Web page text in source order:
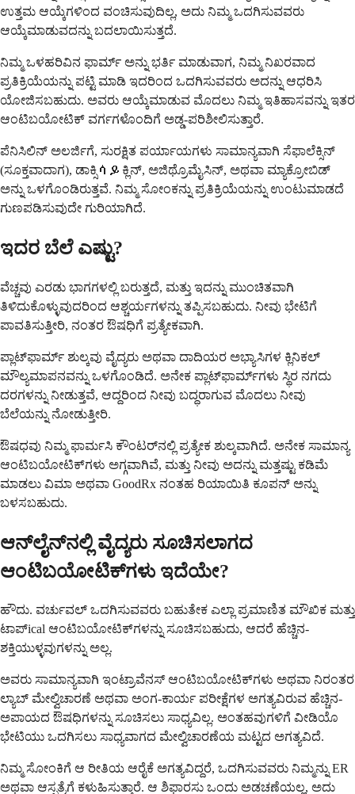
ಉತ್ತಮ ಆಯ್ಕೆಗಳಿಂದ ವಂಚಿಸುವುದಿಲ್ಲ, ಅದು ನಿಮ್ಮ ಒದಗಿಸುವವರು
ಆಯ್ಕೆಮಾಡುವದನ್ನು ಬದಲಾಯಿಸುತ್ತದೆ.
ನಿಮ್ಮ ಒಳಹರಿವಿನ ಫಾರ್ಮ್ ಅನ್ನು ಭರ್ತಿ ಮಾಡುವಾಗ, ನಿಮ್ಮ ನಿಖರವಾದ
ಪ್ರತಿಕ್ರಿಯೆಯನ್ನು ಪಟ್ಟಿ ಮಾಡಿ ಇದರಿಂದ ಒದಗಿಸುವವರು ಅದನ್ನು ಆಧರಿಸಿ
ಯೋಜಿಸಬಹುದು. ಅವರು ಆಯ್ಕೆಮಾಡುವ ಮೊದಲು ನಿಮ್ಮ ಇತಿಹಾಸವನ್ನು ಇತರ
ಆಂಟಿಬಯೋಟಿಕ್ ವರ್ಗಗಳೊಂದಿಗೆ ಅಡ್ಡ-ಪರಿಶೀಲಿಸುತ್ತಾರೆ.
ಪೆನಿಸಿಲಿನ್ ಅಲರ್ಜಿಗೆ, ಸುರಕ್ಷಿತ ಪರ್ಯಾಯಗಳು ಸಾಮಾನ್ಯವಾಗಿ ಸೆಫಾಲೆಕ್ಸಿನ್
(ಸೂಕ್ತವಾದಾಗ), ಡಾಕ್ಸಿሳይಕ್ಲಿನ್, ಅಜಿಥ್ರೊಮೈಸಿನ್, ಅಥವಾ ಮ್ಯಾಕ್ರೋಬಿಡ್
ಅನ್ನು ಒಳಗೊಂಡಿರುತ್ತವೆ. ನಿಮ್ಮ ಸೋಂಕನ್ನು ಪ್ರತಿಕ್ರಿಯೆಯನ್ನು ಉಂಟುಮಾಡದೆ
ಗುಣಪಡಿಸುವುದೇ ಗುರಿಯಾಗಿದೆ.
ಇದರ ಬೆಲೆ ಎಷ್ಟು?
ವೆಚ್ಚವು ಎರಡು ಭಾಗಗಳಲ್ಲಿ ಬರುತ್ತದೆ, ಮತ್ತು ಇದನ್ನು ಮುಂಚಿತವಾಗಿ
ತಿಳಿದುಕೊಳ್ಳುವುದರಿಂದ ಆಶ್ಚರ್ಯಗಳನ್ನು ತಪ್ಪಿಸಬಹುದು. ನೀವು ಭೇಟಿಗೆ
ಪಾವತಿಸುತ್ತೀರಿ, ನಂತರ ಔಷಧಿಗೆ ಪ್ರತ್ಯೇಕವಾಗಿ.
ಪ್ಲಾಟ್‌ಫಾರ್ಮ್ ಶುಲ್ಕವು ವೈದ್ಯರು ಅಥವಾ ದಾದಿಯರ ಅಭ್ಯಾಸಿಗಳ ಕ್ಲಿನಿಕಲ್
ಮೌಲ್ಯಮಾಪನವನ್ನು ಒಳಗೊಂಡಿದೆ. ಅನೇಕ ಪ್ಲಾಟ್‌ಫಾರ್ಮ್‌ಗಳು ಸ್ಥಿರ ನಗದು
ದರಗಳನ್ನು ನೀಡುತ್ತವೆ, ಆದ್ದರಿಂದ ನೀವು ಬದ್ಧರಾಗುವ ಮೊದಲು ನೀವು
ಬೆಲೆಯನ್ನು ನೋಡುತ್ತೀರಿ.
ಔಷಧವು ನಿಮ್ಮ ಫಾರ್ಮಸಿ ಕೌಂಟರ್‌ನಲ್ಲಿ ಪ್ರತ್ಯೇಕ ಶುಲ್ಕವಾಗಿದೆ. ಅನೇಕ ಸಾಮಾನ್ಯ
ಆಂಟಿಬಯೋಟಿಕ್‌ಗಳು ಅಗ್ಗವಾಗಿವೆ, ಮತ್ತು ನೀವು ಅದನ್ನು ಮತ್ತಷ್ಟು ಕಡಿಮೆ
ಮಾಡಲು ವಿಮಾ ಅಥವಾ GoodRx ನಂತಹ ರಿಯಾಯಿತಿ ಕೂಪನ್ ಅನ್ನು
ಬಳಸಬಹುದು.
ಆನ್‌ಲೈನ್‌ನಲ್ಲಿ ವೈದ್ಯರು ಸೂಚಿಸಲಾಗದ
ಆಂಟಿಬಯೋಟಿಕ್‌ಗಳು ಇದೆಯೇ?
ಹೌದು. ವರ್ಚುವಲ್ ಒದಗಿಸುವವರು ಬಹುತೇಕ ಎಲ್ಲಾ ಪ್ರಮಾಣಿತ ಮೌಖಿಕ ಮತ್ತು
ಟಾಪ್ical ಆಂಟಿಬಯೋಟಿಕ್‌ಗಳನ್ನು ಸೂಚಿಸಬಹುದು, ಆದರೆ ಹೆಚ್ಚಿನ-
ಶಕ್ತಿಯುಳ್ಳವುಗಳನ್ನು ಅಲ್ಲ.
ಅವರು ಸಾಮಾನ್ಯವಾಗಿ ಇಂಟ್ರಾವೆನಸ್ ಆಂಟಿಬಯೋಟಿಕ್‌ಗಳು ಅಥವಾ ನಿರಂತರ
ಲ್ಯಾಬ್ ಮೇಲ್ವಿಚಾರಣೆ ಅಥವಾ ಅಂಗ-ಕಾರ್ಯ ಪರೀಕ್ಷೆಗಳ ಅಗತ್ಯವಿರುವ ಹೆಚ್ಚಿನ-
ಅಪಾಯದ ಔಷಧಿಗಳನ್ನು ಸೂಚಿಸಲು ಸಾಧ್ಯವಿಲ್ಲ. ಅಂತಹವುಗಳಿಗೆ ವೀಡಿಯೊ
ಭೇಟಿಯು ಒದಗಿಸಲು ಸಾಧ್ಯವಾಗದ ಮೇಲ್ವಿಚಾರಣೆಯ ಮಟ್ಟದ ಅಗತ್ಯವಿದೆ.
ನಿಮ್ಮ ಸೋಂಕಿಗೆ ಆ ರೀತಿಯ ಆರೈಕೆ ಅಗತ್ಯವಿದ್ದರೆ, ಒದಗಿಸುವವರು ನಿಮ್ಮನ್ನು ER
ಅಥವಾ ಆಸ್ಪತ್ರೆಗೆ ಕಳುಹಿಸುತ್ತಾರೆ. ಆ ಶಿಫಾರಸು ಒಂದು ಅಡಚಣೆಯಲ್ಲ, ಅದು